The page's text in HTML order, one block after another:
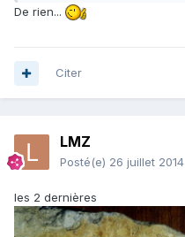
De rien...
Citer
LMZ
Posté(e) 26 juillet 2014
les 2 dernières